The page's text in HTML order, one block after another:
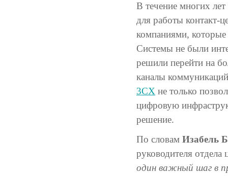
В течение многих
для работы контакт-
компаниями, которые
Системы не были
решили перейти на
каналы
3CX не только
цифровую
решение.
По словам Изабель
руководителя
один важный шаг в